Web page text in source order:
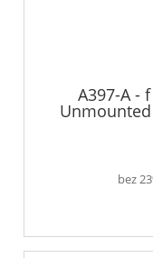
A397-A -
AR:
bez